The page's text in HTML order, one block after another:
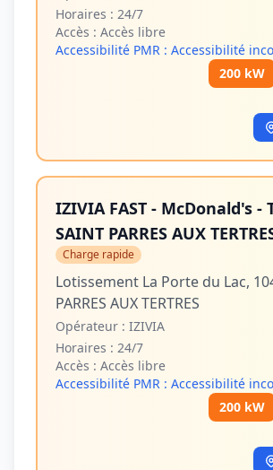
Horaires : 24/7
Accès : Accès libre
Accessibilité PMR : Accessibilité
200 kW
IZIVIA FAST - McDonald's -
SAINT PARRES AUX
Charge rapide
Lotissement La Porte du Lac,
PARRES AUX TERTRES
Opérateur : IZIVIA
Horaires : 24/7
Accès : Accès libre
Accessibilité PMR : Accessibilité
200 kW